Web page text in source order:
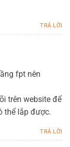
TRẢ LỜI
fpt nên
trên website để
thể lắp được.
TRẢ LỜI